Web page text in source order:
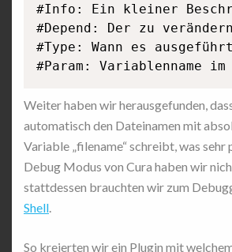
#Info: Ein kleiner
#Depend: Der zu
#Type: Wann es
Weiter haben wir herausgefunden,
automatisch den Dateinamen mit
Variable „filename“ schreibt, was
Debug Modus von Cura haben wir
stattdessen brauchten wir zum
Shell
So kreierten wir ein Plugin mit